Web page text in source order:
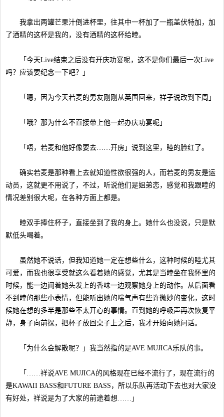
我拿出两罐芒果汁倒进杯里，往其中一杯加了一瓶盖伏特加，加
了酒精的这杯是我的，没有酒精的这杯给睦。
「今天Live结束之后没有开庆功宴呢，这不是你们最后一次Live
吗？应该要纪念一下吧？」
「嗯，因为今天若麦的男友刚刚从英国回来，祥子说改到下周」
「哦？那为什么不直接带上他一起办庆功宴呢」
「唔，若麦和他好像要去……开房」说到这里，睦的脸红了。
确实若麦是那种看上去就知道性欲很强的人，而若麦的男友是运
动员，这就更不用说了，不过，听说他们是姐弟恋，感觉和我跟睦的
情况差别很大呢，在各种方面上都是。
睦双手捧住杯子，直接坐到了我的身上。她什么也没说，只是默
默低头喝着。
虽然她不说话，但我知道她一定在想些什么，这种时候的睦尤其
可爱，而我也很享受就这么看着她的感觉，尤其是当睦坐在我怀里的
时候，能一边闻着她头发上的香味一边观察她身上的动作。从后面看
不到睦的那些小表情，但能听出她的喘气声有些许微妙的变化，这时
候她在想的多半是那些不太开心的事情。直到她的呼吸声再次恢复平
静，身子向前探，把杯子放回桌子上之后，我才开始向她问话。
「为什么会解散呢？」我当然指的是AVE MUJICA乐队的事。
「……祥说AVE MUJICA的风格现在已经不流行了，现在流行的
是KAWAII BASS和FUTURE BASS，所以乐队再活动下去也对大家没
有好处，祥说是为了大家的前途着想……」